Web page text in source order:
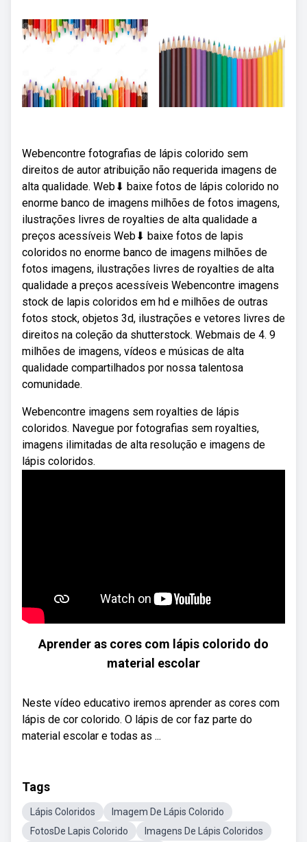
Webencontre fotografias de lápis colorido sem
direitos de autor atribuição não requerida imagens de
alta qualidade. Web⬇ baixe fotos de lápis colorido no
enorme banco de imagens milhões de fotos imagens,
ilustrações livres de royalties de alta qualidade a
preços acessíveis Web⬇ baixe fotos de lapis
coloridos no enorme banco de imagens milhões de
fotos imagens, ilustrações livres de royalties de alta
qualidade a preços acessíveis Webencontre imagens
stock de lapis coloridos em hd e milhões de outras
fotos stock, objetos 3d, ilustrações e vetores livres de
direitos na coleção da shutterstock. Webmais de 4. 9
milhões de imagens, vídeos e músicas de alta
qualidade compartilhados por nossa talentosa
comunidade.
Webencontre imagens sem royalties de lápis
coloridos. Navegue por fotografias sem royalties,
imagens ilimitadas de alta resolução e imagens de
lápis coloridos.
Aprender as cores com lápis colorido do
material escolar
Neste vídeo educativo iremos aprender as cores com
lápis de cor colorido. O lápis de cor faz parte do
material escolar e todas as ...
Tags
Lápis Coloridos
Imagem De Lápis Colorido
FotosDe Lapis Colorido
Imagens De Lápis Coloridos